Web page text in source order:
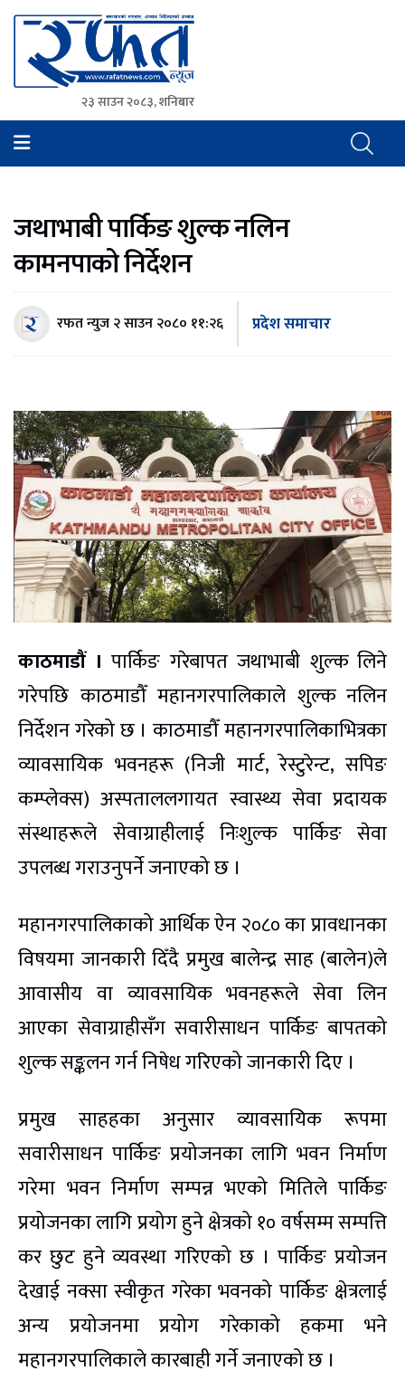
Rafat News
समाचारको रफ्तार, आवाज बिहिनहरुको आवाज
२३ साउन २०८३, शनिबार
जथाभाबी पार्किङ शुल्क नलिन
कामनपाको निर्देशन
रफत न्युज२ साउन २०८० ११:२६ प्रदेश समाचार
काठमाडौं । पार्किङ गरेबापत जथाभाबी शुल्क लिने
गरेपछि काठमाडौँ महानगरपालिकाले शुल्क नलिन
निर्देशन गरेको छ । काठमाडौँ महानगरपालिकाभित्रका
व्यावसायिक भवनहरू (निजी मार्ट, रेस्टुरेन्ट, सपिङ
कम्प्लेक्स) अस्पताललगायत स्वास्थ्य सेवा प्रदायक
संस्थाहरूले सेवाग्राहीलाई निःशुल्क पार्किङ सेवा
उपलब्ध गराउनुपर्ने जनाएको छ ।
महानगरपालिकाको आर्थिक ऐन २०८० का प्रावधानका
विषयमा जानकारी दिँदै प्रमुख बालेन्द्र साह (बालेन)ले
आवासीय वा व्यावसायिक भवनहरूले सेवा लिन
आएका सेवाग्राहीसँग सवारीसाधन पार्किङ बापतको
शुल्क सङ्कलन गर्न निषेध गरिएको जानकारी दिए ।
प्रमुख साहहका अनुसार व्यावसायिक रूपमा
सवारीसाधन पार्किङ प्रयोजनका लागि भवन निर्माण
गरेमा भवन निर्माण सम्पन्न भएको मितिले पार्किङ
प्रयोजनका लागि प्रयोग हुने क्षेत्रको १० वर्षसम्म सम्पत्ति
कर छुट हुने व्यवस्था गरिएको छ । पार्किङ प्रयोजन
देखाई नक्सा स्वीकृत गरेका भवनको पार्किङ क्षेत्रलाई
अन्य प्रयोजनमा प्रयोग गरेकाको हकमा भने
महानगरपालिकाले कारबाही गर्ने जनाएको छ ।